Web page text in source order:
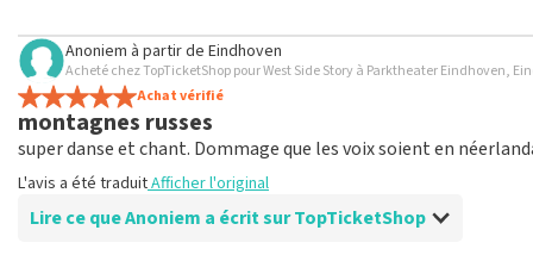
Anoniem à partir de Eindhoven
Acheté chez TopTicketShop pour West Side Story à Parktheater Eindhoven,
Achat vérifié
montagnes russes
super danse et chant. Dommage que les voix soient en
L'avis a été traduitAfficher l'original
Lire ce que Anoniem a écrit sur TopTicketShop